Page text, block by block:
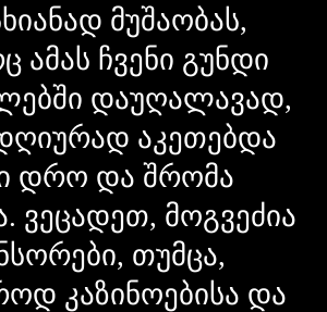
მუშაობას,
ამას ჩვენი გუნდი
დაუღალავად,
აკეთებდა
დრო და შრომა
ვეცადეთ, მოგვეძია
თუმცა,
კაზინოებისა და